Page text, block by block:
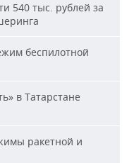
540 тыс. рублей за
беспилотной
в Татарстане
ракетной и